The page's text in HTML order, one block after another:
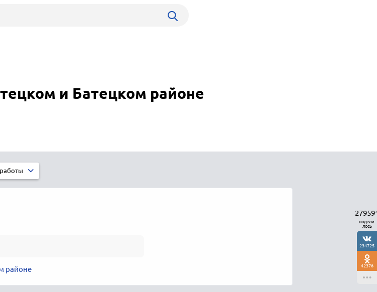
и Батецком районе
районе
подели-
лось
234725
42378